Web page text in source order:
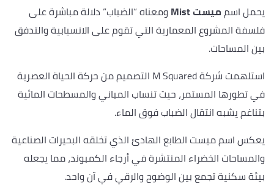
يحمل اسمميست Mist
ومعناه “الضباب” دلالة مباشرة على
فلسفة المشروع المعمارية التي تقوم على الانسيابية والتدفق
بين المساحات.
استلهمت شركة M Squared التصميم من حركة الحياة العصرية
في تطورها المستمر، حيث تنساب المباني والمسطحات المائية
بتناغم يشبه انتقال الضباب فوق الماء.
يعكس اسم ميست الطابع الهادئ الذي تخلقه البحيرات الصناعية
والمساحات الخضراء المنتشرة في أرجاء الكمبوند، مما يجعله
بيئة سكنية تجمع بين الوضوح والرقي في آن واحد.